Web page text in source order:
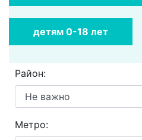
детям 0-18 лет
Район:
Метро: